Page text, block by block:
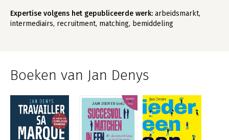
Expertise volgens het gepubliceerde werk: arbeidsmarkt,
intermediairs, recruitment, matching, bemiddeling
Boeken van Jan Denys